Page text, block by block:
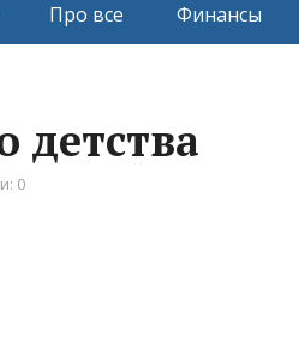
Про все Финансы
детства
0